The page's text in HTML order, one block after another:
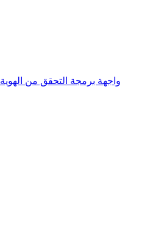
واجهة برمجة التحقق من الهوية